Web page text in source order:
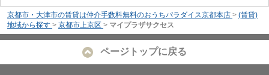
京都市・大津市の賃貸は仲介手数料無料のおうちパラダイス京都本店 > (賃貸)
地域から探す > 京都市上京区 > マイプラザサクセス
ページトップに戻る